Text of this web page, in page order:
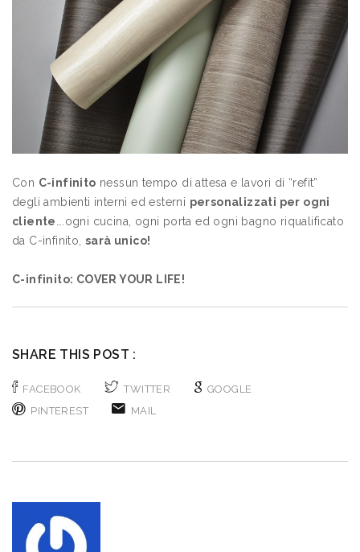
Con C-infinito nessun tempo di attesa e lavori di “refit”
degli ambienti interni ed esterni personalizzati per ogni
cliente
….ogni cucina, ogni porta ed ogni bagno riqualificato
da C-infinito,sarà unico!
C-infinito: COVER YOUR LIFE!
SHARE THIS POST :
FACEBOOK TWITTER
GOOGLE
PINTEREST
MAIL